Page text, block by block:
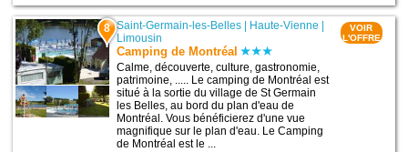
8 Saint-Germain-les-Belles Haute-Vienne
Limousin
Camping de Montréal
Calme, découverte, culture, gastronomie,
patrimoine, ..... Le camping de Montréal est
situé à la sortie du village de St Germain
les Belles, au bord du plan d'eau de
Montréal. Vous bénéficierez d'une vue
magnifique sur le plan d'eau. Le Camping
de Montréal est le ...
VOIR
L'OFFRE